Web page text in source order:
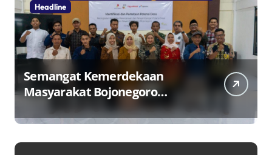
Headline
Semangat Kemerdekaan
Masyarakat Bojonegoro
Bangun Desa Mandiri Ekonomi